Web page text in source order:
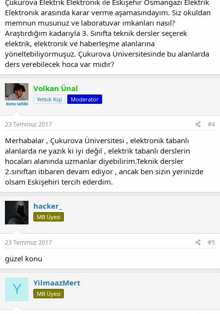
Elektronik arasında karar verme aşamasındayım. Siz okuldan
memnun musunuz ve laboratuvar imkanları nasıl?
Araştırdığım kadarıyla 3. Sınıfta teknik dersler seçerek
elektrik, elektronik ve haberleşme alanlarına
yöneltebiliyormuşuz. Çukurova Üniversitesinde bu alanlarda
ders verebilecek hoca var mıdır?
Konu sahibi
Volkan Ünal
Yetkili Kişi Moderatör
23 Temmuz 2017 #4
Merhabalar , Çukurova Üniversitesi , elektronik tabanlı
alanlarda ne yazık ki iyi değil , elektrik tabanlı derslerin
hocaları alanında uzmanlar diyebilirim.Teknik dersler
2.sınıftan itibaren devam ediyor , ancak ben sizin yerinizde
olsam Eskişehiri tercih ederdim.
hacker_
MB Üyesi
23 Temmuz 2017 #5
güzel konu
Y YilmaazMert
MB Üyesi